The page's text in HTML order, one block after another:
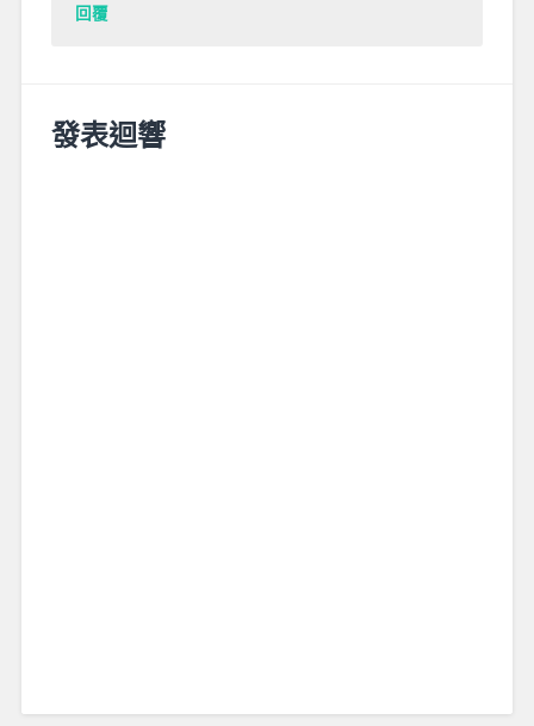
回覆
發表迴響